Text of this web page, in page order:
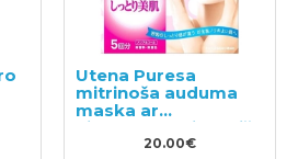
Utena Puresa
mitrinoša auduma
maska ar
hialuronskābi un bišu
māšu peru pieniņu
20.00€